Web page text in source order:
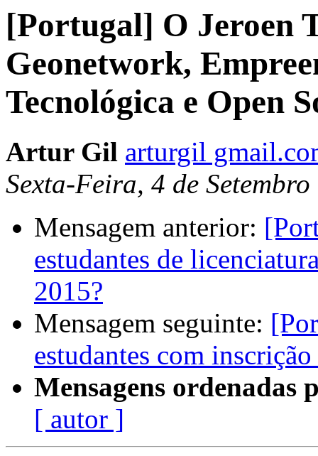
[Portugal] O Jeroen
Geonetwork,
Tecnológica e Open
Artur Gil arturgil
Sexta-Feira, 4 de
Mensagem anterior:
estudantes de
2015?
Mensagem seguinte:
estudantes com
Mensagens ordenadas
[ autor ]